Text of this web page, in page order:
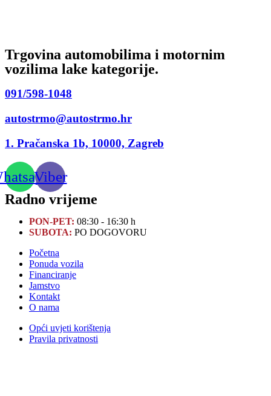
Trgovina automobilima i motornim
vozilima lake kategorije.
091/598-1048
autostrmo@autostrmo.hr
1. Pračanska 1b, 10000, Zagreb
Viber
Radno vrijeme
PON-PET: 08:30 - 16:30 h
SUBOTA: PO DOGOVORU
Početna
Ponuda vozila
Financiranje
Jamstvo
Kontakt
O nama
Opći uvjeti korištenja
Pravila privatnosti